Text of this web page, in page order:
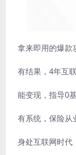
拿来即用的爆款
有结果，4年互
能变现，指导0
有系统，保险从
身处互联网时代